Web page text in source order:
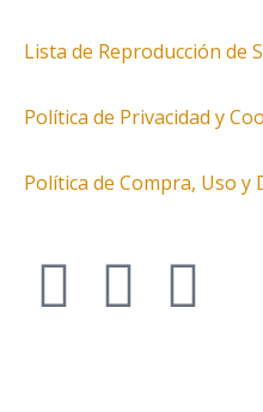
Lista de Reproducción de
Política de Privacidad y
Política de Compra, Uso y
I T F